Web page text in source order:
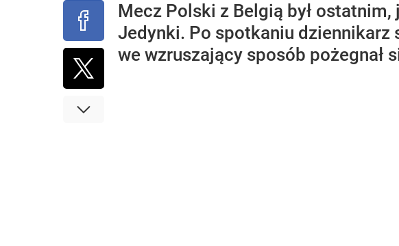
Mecz Polski z Belgią był
Jedynki. Po spotkaniu dziennikarz
we wzruszający sposób pożegnał